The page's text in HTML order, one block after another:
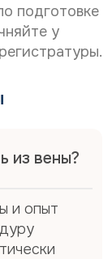
подготовке
у
из вены?
и опыт